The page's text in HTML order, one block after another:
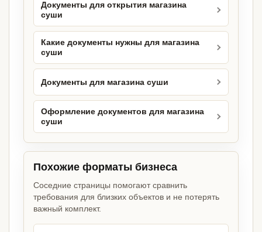
Документы для открытия магазина
суши
Какие документы нужны для магазина
суши
Документы для магазина суши
Оформление документов для магазина
суши
Похожие форматы бизнеса
Соседние страницы помогают сравнить
требования для близких объектов и не потерять
важный комплект.